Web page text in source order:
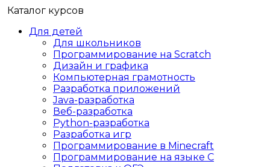
Каталог курсов
Для детей
Для школьников
Программирование на Scratch
Дизайн и графика
Компьютерная грамотность
Разработка приложений
Java-разработка
Веб-разработка
Python-разработка
Разработка игр
Программирование в Minecraft
Программирование на языке C